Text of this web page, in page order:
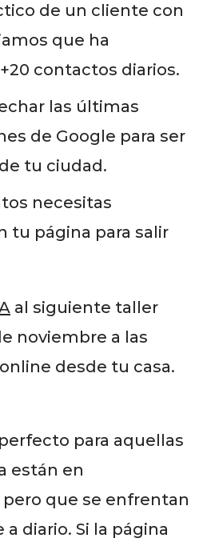
de un cliente con
que ha
contactos diarios.
las últimas
de Google para ser
tu ciudad.
necesitas
tu página para salir
al siguiente taller
noviembre a las
desde tu casa.
para aquellas
están en
que se enfrentan
diario. Si la página